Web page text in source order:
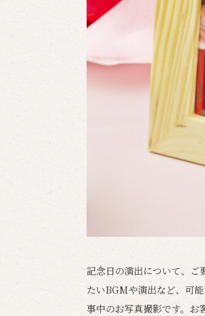
記念日の演出について、ご
たいBGMや演出など、可
事中のお写真撮影です。お